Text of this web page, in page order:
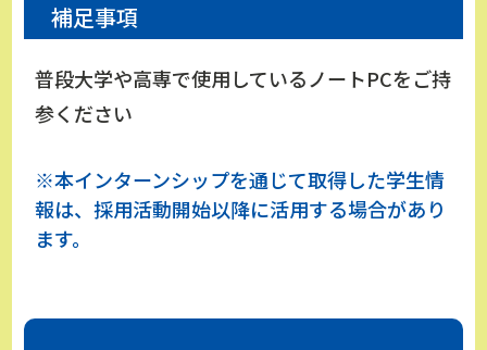
補足事項
普段大学や高専で使用しているノートPCをご持
参ください
※本インターンシップを通じて取得した学生情
報は、採用活動開始以降に活用する場合があり
ます。